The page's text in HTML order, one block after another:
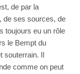
de par la
de ses sources, de
toujours eu un rôle
le Bempt du
Il
comme on peut